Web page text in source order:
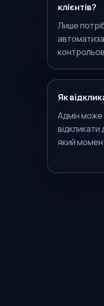
клієнтів?
Лише
Як
Адмін
який